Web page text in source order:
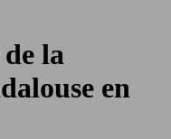
la
en